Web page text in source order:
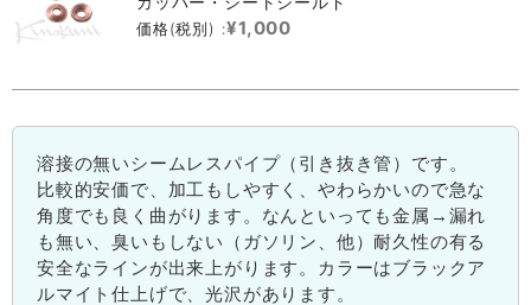
価格(税別) :¥1,000
溶接の無いシームレスパイプ（引き抜き管）です。
比較的安価で、加工もしやすく、やわらかいので急な
角度でも良く曲がります。なんといっても金属→漏れ
も無い、臭いもしない（ガソリン、他）耐久性の有る
安全なラインが出来上がります。カラーはブラックア
ルマイト仕上げで、光沢があります。